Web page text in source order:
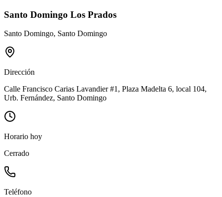
Santo Domingo Los Prados
Santo Domingo, Santo Domingo
Dirección
Calle Francisco Carias Lavandier #1, Plaza Madelta 6, local 104,
Urb. Fernández, Santo Domingo
Horario hoy
Cerrado
Teléfono